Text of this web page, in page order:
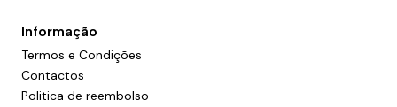
Informação
Termos e Condições
Contactos
Politica de reembolso